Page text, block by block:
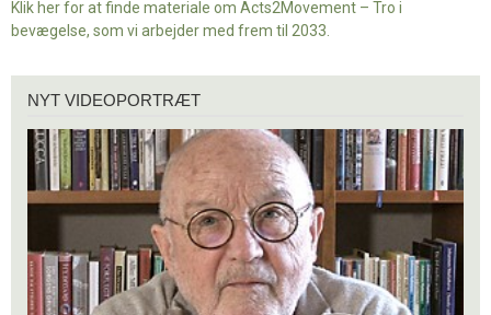
Klik her for at finde materiale om Acts2Movement – Tro i
bevægelse, som vi arbejder med frem til 2033.
videoportræt
NYT VIDEOPORTRÆT